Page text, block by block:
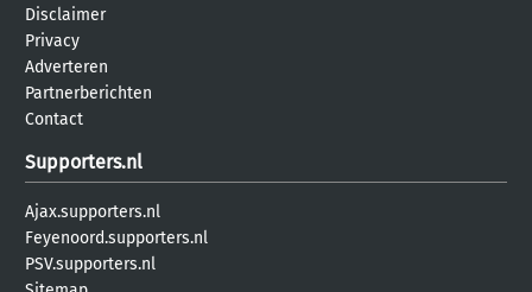
Disclaimer
Privacy
Adverteren
Partnerberichten
Contact
Supporters.nl
Ajax.supporters.nl
Feyenoord.supporters.nl
PSV.supporters.nl